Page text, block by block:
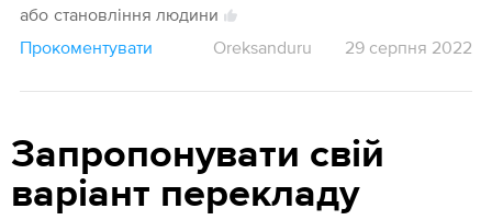
або становління людини
Прокоментувати
Oreksanduru 29 серпня 2022
Запропонувати свій
варіант перекладу